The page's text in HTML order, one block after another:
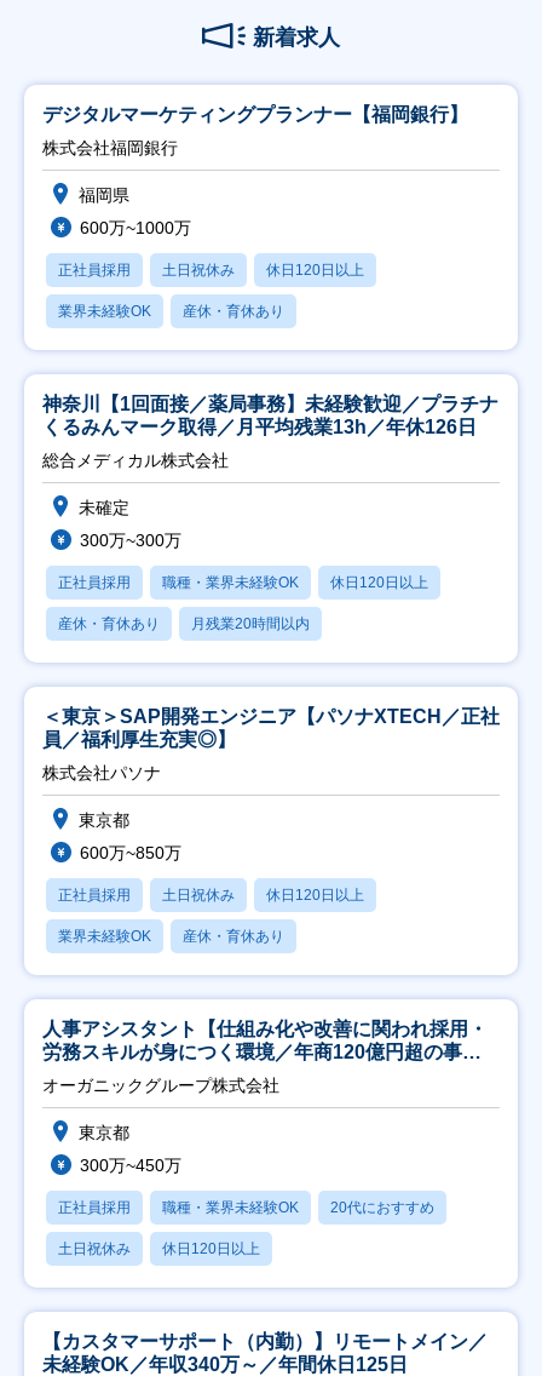
新着求人
デジタルマーケティングプランナー【福岡銀行】
株式会社福岡銀行
福岡県
600万~1000万
正社員採用 土日祝休み 休日120日以上
業界未経験OK 産休・育休あり
神奈川【1回面接／薬局事務】未経験歓迎／プラチナ
くるみんマーク取得／月平均残業13h／年休126日
総合メディカル株式会社
未確定
300万~300万
正社員採用 職種・業界未経験OK 休日120日以上
産休・育休あり 月残業20時間以内
＜東京＞SAP開発エンジニア【パソナXTECH／正社
員／福利厚生充実◎】
株式会社パソナ
東京都
600万~850万
正社員採用 土日祝休み 休日120日以上
業界未経験OK 産休・育休あり
人事アシスタント【仕組み化や改善に関われ採用・
労務スキルが身につく環境／年商120億円超の事業
会社】
オーガニックグループ株式会社
東京都
300万~450万
正社員採用 職種・業界未経験OK 20代におすすめ
土日祝休み 休日120日以上
【カスタマーサポート（内勤）】リモートメイン／
未経験OK／年収340万～／年間休日125日